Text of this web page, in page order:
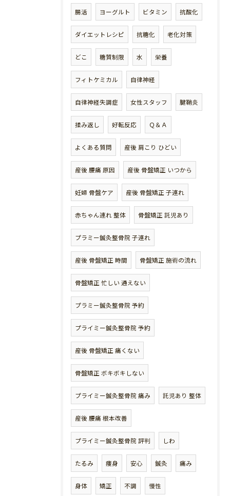
腸活 ヨーグルト ビタミン 抗酸化
ダイエットレシピ 抗糖化 老化対策
どこ 糖質制限 水 栄養
フィトケミカル 自律神経
自律神経失調症 女性スタッフ 腱鞘炎
揉み返し 好転反応 Ｑ＆Ａ
よくある質問 産後 肩こり ひどい
産後 腰痛 原因 産後 骨盤矯正 いつから
妊婦 骨盤ケア 産後 骨盤矯正 子連れ
赤ちゃん連れ 整体 骨盤矯正 託児あり
プラミー鍼灸整骨院 子連れ
産後 骨盤矯正 時間 骨盤矯正 施術の流れ
骨盤矯正 忙しい 通えない
プラミー鍼灸整骨院 予約
プライミー鍼灸整骨院 予約
産後 骨盤矯正 痛くない
骨盤矯正 ボキボキしない
プライミー鍼灸整骨院 痛み 託児あり 整体
産後 腰痛 根本改善
プライミー鍼灸整骨院 評判 しわ
たるみ 痩身 安心 鍼灸 痛み
身体 矯正 不調 慢性